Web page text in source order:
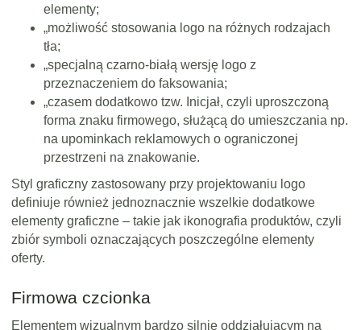
elementy;
„możliwość stosowania logo na różnych rodzajach
tła;
„specjalną czarno-białą wersję logo z
przeznaczeniem do faksowania;
„czasem dodatkowo tzw. Inicjał, czyli uproszczoną
forma znaku firmowego, służącą do umieszczania np.
na upominkach reklamowych o ograniczonej
przestrzeni na znakowanie.
Styl graficzny zastosowany przy projektowaniu logo
definiuje również jednoznacznie wszelkie dodatkowe
elementy graficzne – takie jak ikonografia produktów, czyli
zbiór symboli oznaczających poszczególne elementy
oferty.
Firmowa czcionka
Elementem wizualnym bardzo silnie oddziałującym na